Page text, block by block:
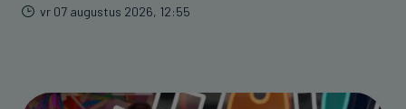
vr 07 augustus 2026, 12:55